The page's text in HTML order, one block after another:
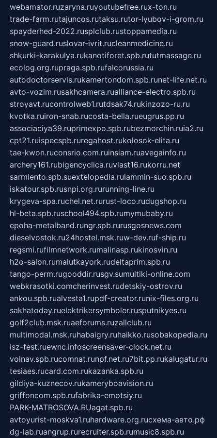
webamator.ruzaryna.ruyoutubefree.rux-ton.ru
trade-farm.rutajuncos.rutaksu.rutor-lyubov-i-grom.ru
spayderhed-2022.rusplclub.rustoppamedia.ru
snow-guard.ruslovar-ivrit.rucleanmedicine.ru
shkurki-karakulya.rukanotiforet.spb.rututmassage.ru
ecolog.org.rupraga.spb.rufalcorussia.ru
autodoctorservis.rukamertondom.spb.runet-life.net.ru
avto-vozim.rusakhcamera.rualliance-electro.spb.ru
stroyavt.rucontrolweb1.rutdsak74.rukinzozo-ru.ru
kvotka.ruiron-snab.rucosta-bella.rueugrus.pp.ru
associaciya39.ruprimexpo.spb.rubezmorchin.ruia2.ru
cpt21.ruispecspb.ruregahost.rukolosok-elita.ru
tae-kwon.ruconsrio.com.ruinsiam.ruavegainfo.ru
archery161.rubigencyclica.ruvlast16.rukorru.net
sarmiento.spb.suextelopedia.rulammin-suo.spb.ru
iskatour.spb.rusnpi.org.rurunning-line.ru
krygeva-spa.ruchel.net.rurust-loco.rudugshop.ru
hl-beta.spb.ruschool494.spb.rumymubaby.ru
epoha-metalband.rungr.spb.rurusgosnews.com
dieselvostok.ru24hostel.msk.ruw-dev.ruf-ship.ru
regsmi.rufilmnetwork.rumalinasp.rukinosvin.ru
h2o-salon.rumalutkayork.rudeltaprim.spb.ru
tango-perm.rugooddir.rusgv.sumultiki-online.com
webkrasotki.comcherinvest.rudetskiy-ostrov.ru
ankou.spb.rualvesta1.rupdf-creator.runix-files.org.ru
sakhatoday.ruelektrikersymboler.rusputnikyes.ru
golf2club.msk.ruaeforums.ruzallclub.ru
multimodal.msk.ruhabaigry.ruhaikko.rusobakopedia.ru
isz-fest.ruewnc.infoscreensaver-clock.net.ru
volnav.spb.rucomnat.runpf.net.ru7bit.pp.rukalugatur.ru
tesiaes.rucard.com.rukazanka.spb.ru
gildiya-kuznecov.rukameryboavision.ru
griffoncom.spb.rufabrika-emotsiy.ru
PARK-MATROSOVA.RUagat.spb.ru
avtoyurist-moskva1.ruhardware.org.ruсхема-авто.рф
dg-lab.ruangrup.rurecruiter.spb.rumusic8.spb.ru